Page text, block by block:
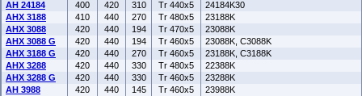
AH 24184
400 420 310 Tr 440x5
24184K30
AHX 3188
410 440 270 Tr 480x5
23188K
AHX 3088
420 440 194 Tr 470x5
23088K
AHX 3088 G
420 440 194 Tr 460x5
23088K, C3088K
AHX 3188 G
420 440 270 Tr 460x5
23188K, C3188K
AHX 3288
420 440 330 Tr 480x5
22388K
AHX 3288 G
420 440 330 Tr 460x5
23288K
AH 3988
420 440 145 Tr 460x5
23988K